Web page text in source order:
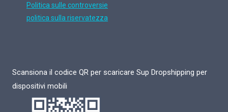
Politica sulle controversie
politica sulla riservatezza
Scansiona il codice QR per scaricare Sup Dropshipping per
dispositivi mobili